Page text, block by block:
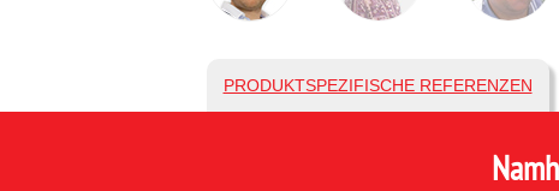
PRODUKTSPEZIFISCHE REFERENZEN